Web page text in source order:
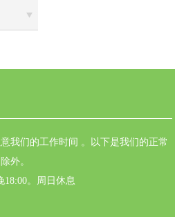
我们的工作时间 。以下是我们的正常
外。
18:00。周日休息